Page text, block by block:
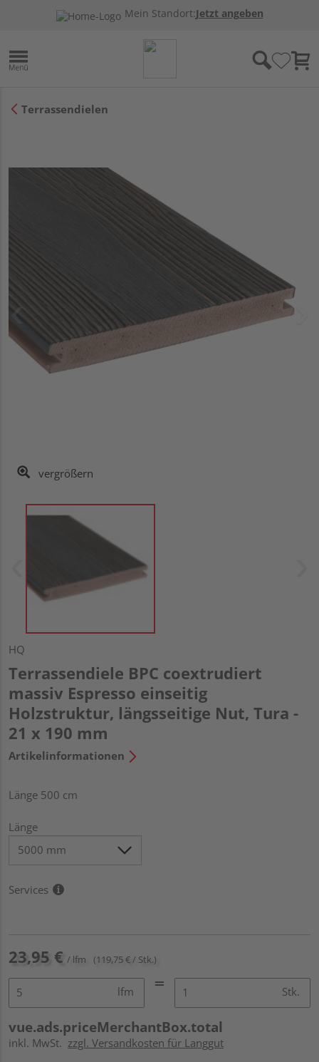
Mein Standort:Jetzt angeben
Terrassendielen
vergrößern
HQ
Terrassendiele BPC coextrudiert
massiv Espresso einseitig
Holzstruktur, längsseitige Nut, Tura -
21 x 190 mm
Artikelinformationen
Länge 500 cm
Länge
Services
23,95 € / lfm (119,75 € / Stk.)
lfm Stk.
vue.ads.priceMerchantBox.total
inkl. MwSt. zzgl. Versandkosten für Langgut